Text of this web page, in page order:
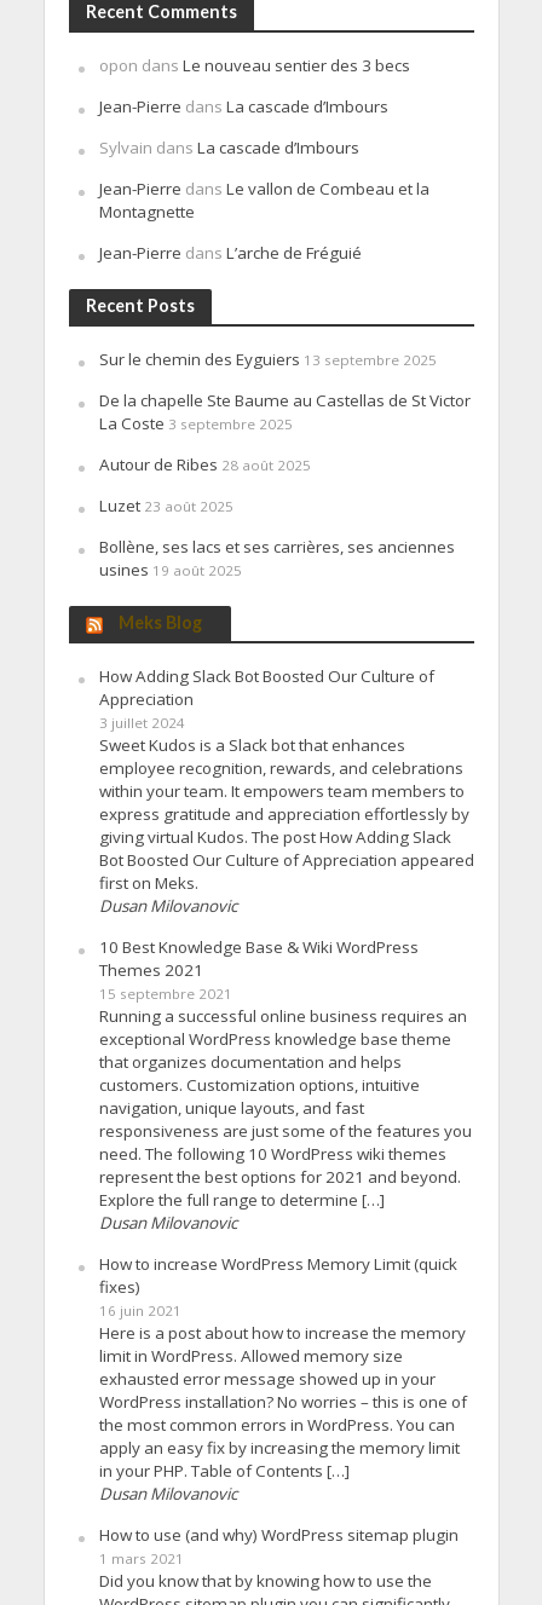
Recent Comments
opon dans Le nouveau sentier des 3 becs
Jean-Pierre dans La cascade d’Imbours
Sylvain dans La cascade d’Imbours
Jean-Pierre dans Le vallon de Combeau et la
Montagnette
Jean-Pierre dans L’arche de Fréguié
Recent Posts
Sur le chemin des Eyguiers 13 septembre 2025
De la chapelle Ste Baume au Castellas de St Victor
La Coste 3 septembre 2025
Autour de Ribes 28 août 2025
Luzet 23 août 2025
Bollène, ses lacs et ses carrières, ses anciennes
usines 19 août 2025
Meks Blog
How Adding Slack Bot Boosted Our Culture of
Appreciation
3 juillet 2024
Sweet Kudos is a Slack bot that enhances
employee recognition, rewards, and celebrations
within your team. It empowers team members to
express gratitude and appreciation effortlessly by
giving virtual Kudos. The post How Adding Slack
Bot Boosted Our Culture of Appreciation appeared
first on Meks.
Dusan Milovanovic
10 Best Knowledge Base & Wiki WordPress
Themes 2021
15 septembre 2021
Running a successful online business requires an
exceptional WordPress knowledge base theme
that organizes documentation and helps
customers. Customization options, intuitive
navigation, unique layouts, and fast
responsiveness are just some of the features you
need. The following 10 WordPress wiki themes
represent the best options for 2021 and beyond.
Explore the full range to determine […]
Dusan Milovanovic
How to increase WordPress Memory Limit (quick
fixes)
16 juin 2021
Here is a post about how to increase the memory
limit in WordPress. Allowed memory size
exhausted error message showed up in your
WordPress installation? No worries – this is one of
the most common errors in WordPress. You can
apply an easy fix by increasing the memory limit
in your PHP. Table of Contents […]
Dusan Milovanovic
How to use (and why) WordPress sitemap plugin
1 mars 2021
Did you know that by knowing how to use the